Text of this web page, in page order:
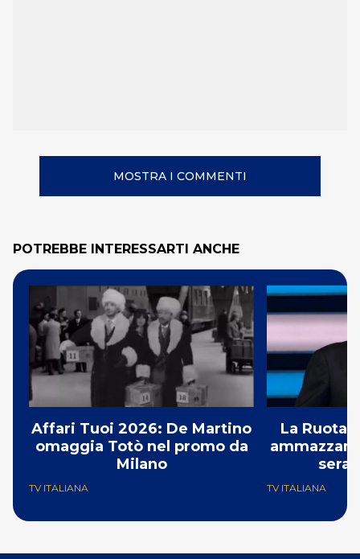
MOSTRA I COMMENTI
POTREBBE INTERESSARTI ANCHE
Affari Tuoi 2026: De Martino
omaggia Totò nel promo da
Milano
TV ITALIANA
La Ruota
TV ITALIANA